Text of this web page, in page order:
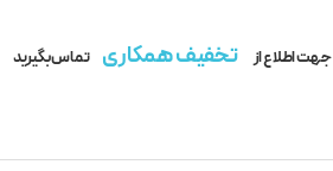
جهت اطلاع از تخفیف همکاری تماس بگیرید